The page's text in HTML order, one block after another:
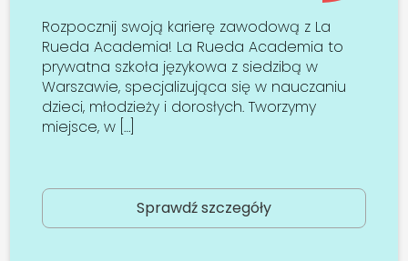
Rozpocznij swoją karierę zawodową z La
Rueda Academia! La Rueda Academia to
prywatna szkoła językowa z siedzibą w
Warszawie, specjalizująca się w nauczaniu
dzieci, młodzieży i dorosłych. Tworzymy
miejsce, w […]
Sprawdź szczegóły